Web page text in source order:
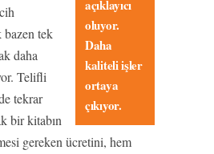
açıklayıcı
oluyor.
Daha
kaliteli işler
ortaya
çıkıyor.
tek
daha
Telifli
tekrar
bir kitabın
gereken ücretini, hem